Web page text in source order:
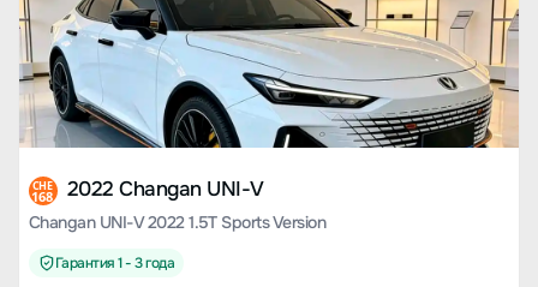
CHE
168 2022 Changan UNI-V
Changan UNI-V 2022 1.5T Sports Version
Гарантия 1 - 3 года